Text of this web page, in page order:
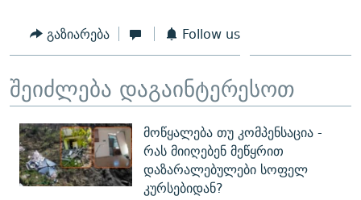
გაზიარება Follow us
შეიძლება დაგაინტერესოთ
მოწყალება თუ კომპენსაცია -
რას მიიღებენ მეწყრით
დაზარალებულები სოფელ
კურსებიდან?